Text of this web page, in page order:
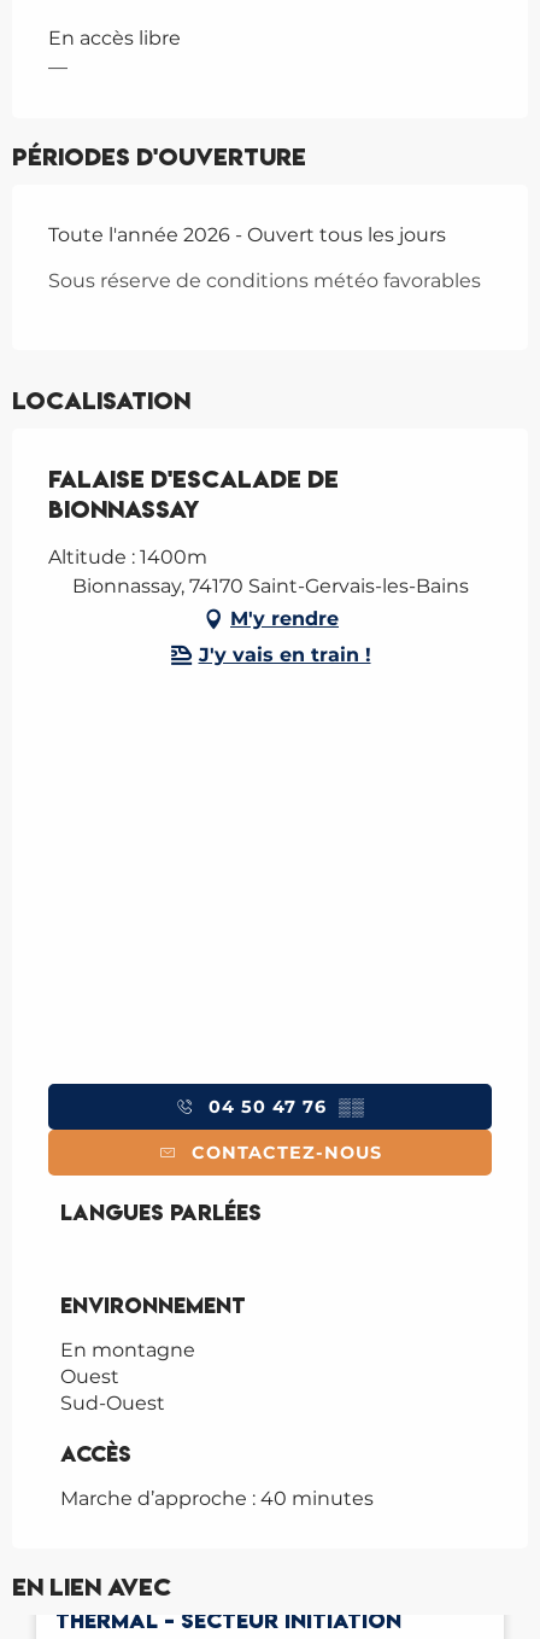
En accès libre
—
Périodes d'ouverture
Toute l'année 2026 - Ouvert tous les jours
Sous réserve de conditions météo favorables
Localisation
Falaise d'escalade de
Bionnassay
Altitude : 1400m
Bionnassay, 74170 Saint-Gervais-les-Bains
M'y rendre
J'y vais en train !
04 50 47 76 ▒▒
CONTACTEZ-NOUS
Langues parlées
Langues parlées
Environnement
Environnement
En montagne
Ouest
Sud-Ouest
Accès
Accès
Marche d’approche : 40 minutes
En lien avec
FALAISE D'ESCALADE DU PARC
THERMAL - SECTEUR INITIATION